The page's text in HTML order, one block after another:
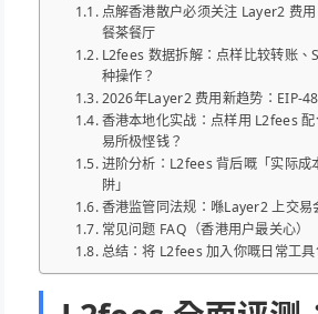
点解香港散户必须关注 Layer2 费
餐茶餐厅
L2fees 数据拆解：点样比较转账、
种操作？
2026年Layer2 费用新趋势：EIP-
香港本地化实战：点样用 L2fees
易所极悭钱？
进阶分析：L2fees 背后嘅「实际成
阱」
香港监管同法规：喺Layer2 上交易
常见问题 FAQ（香港用户最关心）
总结：将 L2fees 加入你嘅日常工